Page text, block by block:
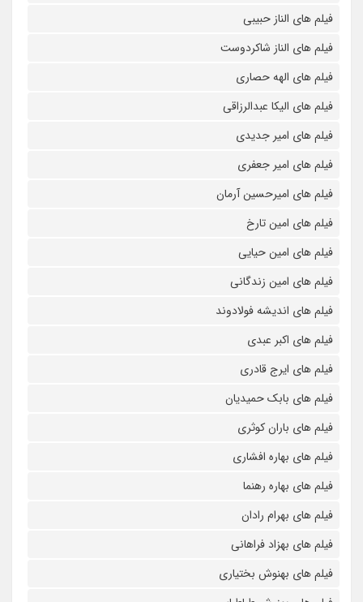
فیلم های الناز حبیبی
فیلم های الناز شاکردوست
فیلم های الهه حصاری
فیلم های الیکا عبدالرزاقی
فیلم های امیر جدیدی
فیلم های امیر جعفری
فیلم های امیرحسین آرمان
فیلم های امین تارخ
فیلم های امین حیایی
فیلم های امین زندگانی
فیلم های اندیشه فولادوند
فیلم های اکبر عبدی
فیلم های ایرج قادری
فیلم های بابک حمیدیان
فیلم های باران کوثری
فیلم های بهاره افشاری
فیلم های بهاره رهنما
فیلم های بهرام رادان
فیلم های بهزاد فراهانی
فیلم های بهنوش بختیاری